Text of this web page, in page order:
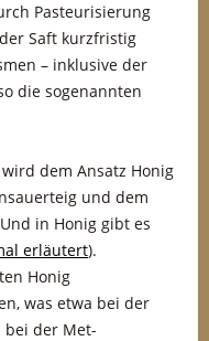
Pasteurisierung
Saft kurzfristig
– inklusive der
die sogenannten
dem Ansatz Honig
und dem
in Honig gibt es
erläutert).
Honig
was etwa bei der
bei der Met-